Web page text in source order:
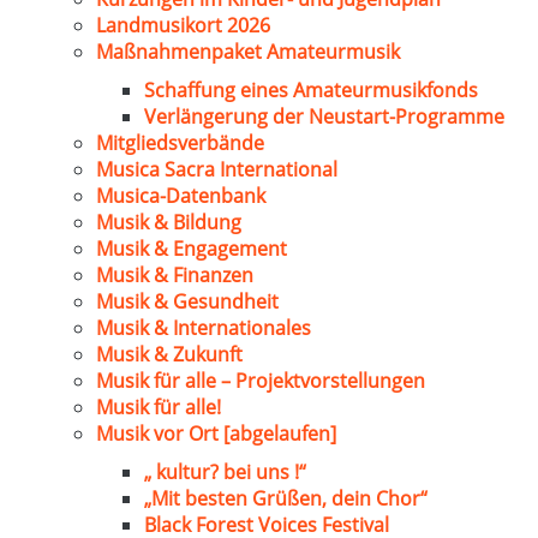
Landmusikort 2026
Maßnahmenpaket Amateurmusik
Schaffung eines Amateurmusikfonds
Verlängerung der Neustart-Programme
Mitgliedsverbände
Musica Sacra International
Musica-Datenbank
Musik & Bildung
Musik & Engagement
Musik & Finanzen
Musik & Gesundheit
Musik & Internationales
Musik & Zukunft
Musik für alle – Projektvorstellungen
Musik für alle!
Musik vor Ort [abgelaufen]
„ kultur? bei uns !“
„Mit besten Grüßen, dein Chor“
Black Forest Voices Festival